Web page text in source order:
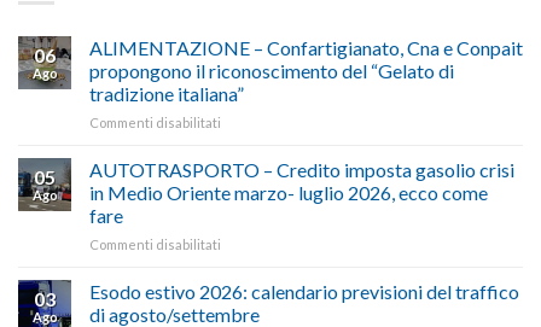
06
Ago
ALIMENTAZIONE – Confartigianato, Cna e Conpait
propongono il riconoscimento del “Gelato di
tradizione italiana”
Commenti disabilitati
–
Confartigianato,
Cna
il
riconoscimento
05
Ago
AUTOTRASPORTO – Credito imposta gasolio crisi
in Medio Oriente marzo- luglio 2026, ecco come
fare
Commenti disabilitati
–
Credito
03
Ago
Esodo estivo 2026: calendario previsioni del traffico
di agosto/settembre